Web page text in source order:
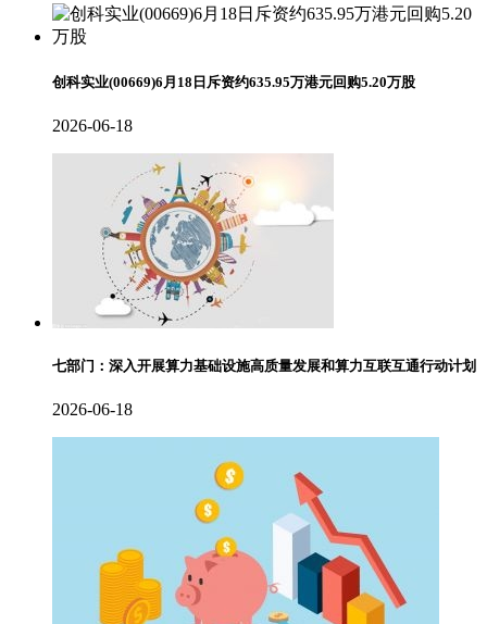
创科实业(00669)6月18日斥资约635.95万港元回购5.20万股
2026-06-18
七部门：深入开展算力基础设施高质量发展和算力互联互通行动计划
2026-06-18